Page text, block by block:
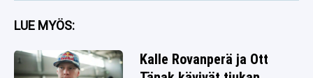
LUE MYÖS:
Kalle Rovanperä ja Ott